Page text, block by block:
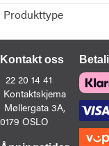
Produkttype
Kontakt oss
22 20 14 41
Kontaktskjema
Møllergata 3A,
0179 OSLO